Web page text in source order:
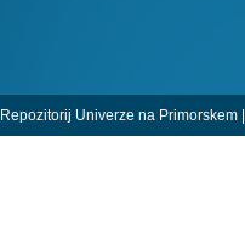
Repozitorij Univerze na Primorskem |